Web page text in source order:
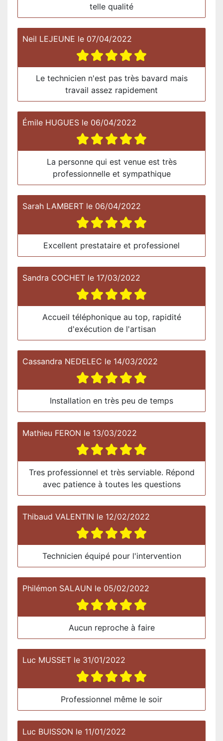
telle qualité
Neil LEJEUNE le 07/04/2022
Le technicien n'est pas très bavard mais
travail assez rapidement
Émile HUGUES le 06/04/2022
La personne qui est venue est très
professionnelle et sympathique
Sarah LAMBERT le 06/04/2022
Excellent prestataire et professionel
Sandra COCHET le 17/03/2022
Accueil téléphonique au top, rapidité
d'exécution de l'artisan
Cassandra NEDELEC le 14/03/2022
Installation en très peu de temps
Mathieu FERON le 13/03/2022
Tres professionnel et très serviable. Répond
avec patience à toutes les questions
Thibaud VALENTIN le 12/02/2022
Technicien équipé pour l'intervention
Philémon SALAUN le 05/02/2022
Aucun reproche à faire
Luc MUSSET le 31/01/2022
Professionnel même le soir
Luc BUISSON le 11/01/2022